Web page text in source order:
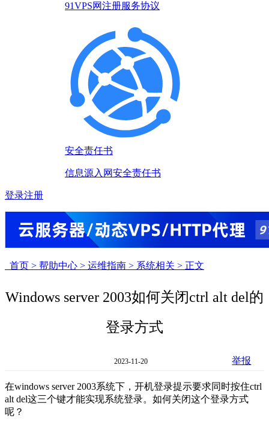
91VPS网注册服务协议
安全责任书
信息源入网安全责任书
登录注册
首页 > 帮助中心 > 运维指南 > 系统相关 > 正文
Windows server 2003如何关闭ctrl alt del的
登录方式
2023-11-20 举报
在windows server 2003系统下，开机登录提示要求同时按住ctrl
alt del这三个键才能实现系统登录。如何关闭这个登录方式
呢？